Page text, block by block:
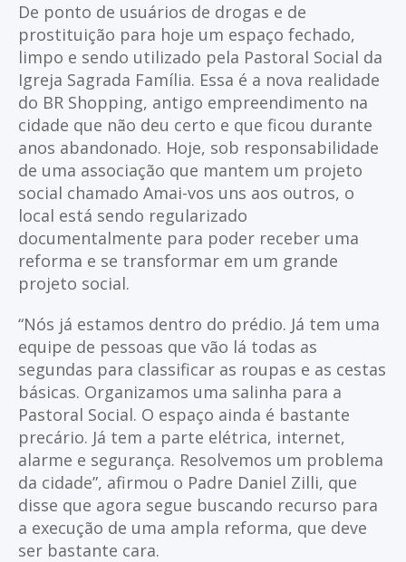
De ponto de usuários de drogas e de
prostituição para hoje um espaço fechado,
limpo e sendo utilizado pela Pastoral Social da
Igreja Sagrada Família. Essa é a nova realidade
do BR Shopping, antigo empreendimento na
cidade que não deu certo e que ficou durante
anos abandonado. Hoje, sob responsabilidade
de uma associação que mantem um projeto
social chamado Amai-vos uns aos outros, o
local está sendo regularizado
documentalmente para poder receber uma
reforma e se transformar em um grande
projeto social.
“Nós já estamos dentro do prédio. Já tem uma
equipe de pessoas que vão lá todas as
segundas para classificar as roupas e as cestas
básicas. Organizamos uma salinha para a
Pastoral Social. O espaço ainda é bastante
precário. Já tem a parte elétrica, internet,
alarme e segurança. Resolvemos um problema
da cidade”, afirmou o Padre Daniel Zilli, que
disse que agora segue buscando recurso para
a execução de uma ampla reforma, que deve
ser bastante cara.